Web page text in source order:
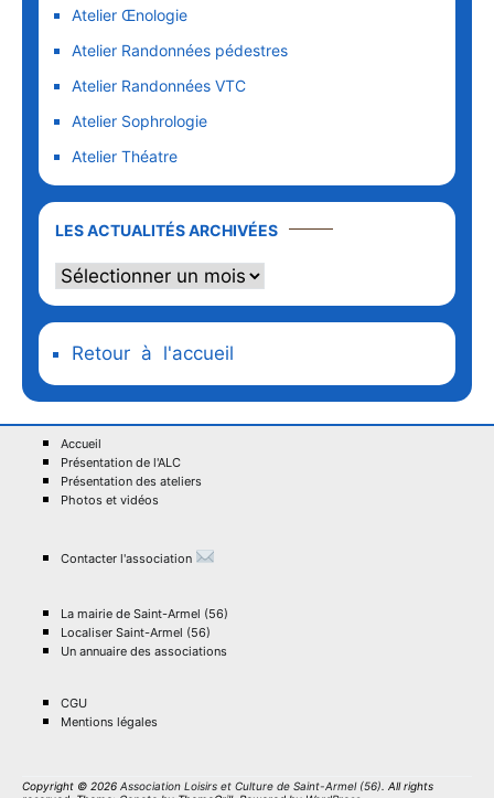
Atelier Œnologie
Atelier Randonnées pédestres
Atelier Randonnées VTC
Atelier Sophrologie
Atelier Théatre
LES ACTUALITÉS ARCHIVÉES
Retour à l'accueil
Accueil
Présentation de l'ALC
Présentation des ateliers
Photos et vidéos
Contacter l'association
La mairie de Saint-Armel (56)
Localiser Saint-Armel (56)
Un annuaire des associations
CGU
Mentions légales
Copyright © 2026 Association Loisirs et Culture de Saint-Armel (56) . All rights